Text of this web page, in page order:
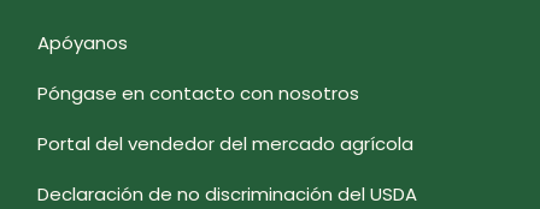
Apóyanos
Póngase en contacto con nosotros
Portal del vendedor del mercado agrícola
Declaración de no discriminación del USDA